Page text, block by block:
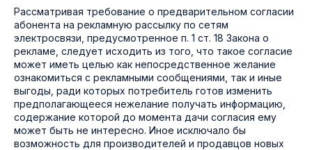
Рассматривая требование о предварительном согласии
абонента на рекламную рассылку по сетям
электросвязи, предусмотренное п. 1 ст. 18 Закона о
рекламе, следует исходить из того, что такое согласие
может иметь целью как непосредственное желание
ознакомиться с рекламными сообщениями, так и иные
выгоды, ради которых потребитель готов изменить
предполагающееся нежелание получать информацию,
содержание которой до момента дачи согласия ему
может быть не интересно. Иное исключало бы
возможность для производителей и продавцов новых